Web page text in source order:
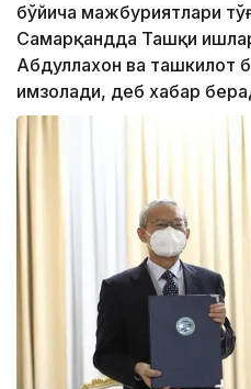
бўйича мажбуриятлари
Самарқандда Ташқи
Абдуллахон ва ташкилот
имзолади, деб хабар